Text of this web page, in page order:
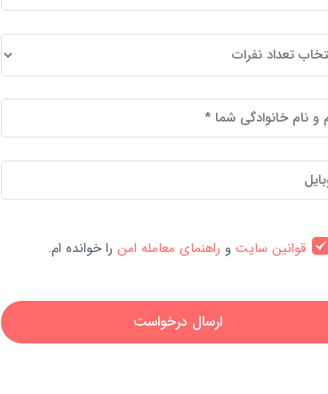
قوانین سایتو راهنمای معامله امنرا خوانده ام.
ارسال درخواست